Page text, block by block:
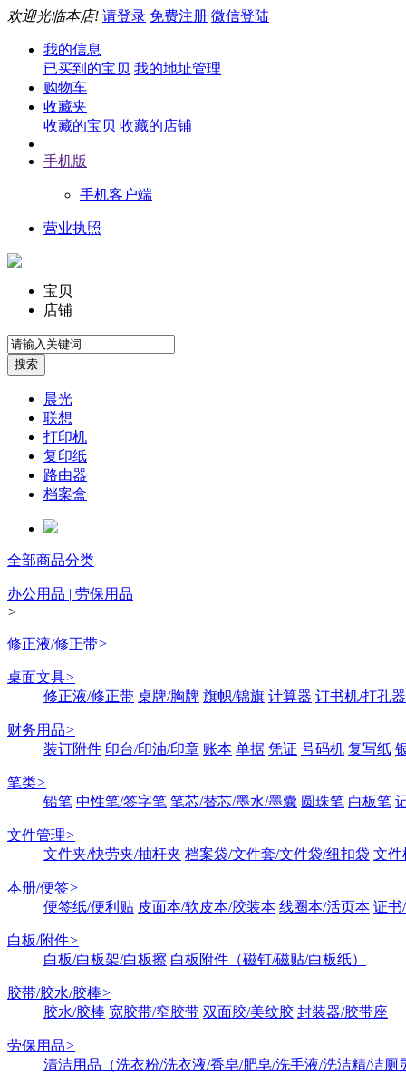
欢迎光临本店! 请登录 免费注册 微信登陆
我的信息
已买到的宝贝 我的地址管理
购物车
收藏夹
收藏的宝贝 收藏的店铺
手机版
手机客户端
营业执照
宝贝
店铺
晨光
联想
打印机
复印纸
路由器
档案盒
全部商品分类
办公用品 | 劳保用品
>
修正液/修正带>
桌面文具>
修正液/修正带 桌牌/胸牌 旗帜/锦旗 计算器 订书机/打孔器
财务用品>
装订附件 印台/印油/印章 账本 单据 凭证 号码机 复写纸
笔类>
铅笔 中性笔/签字笔 笔芯/替芯/墨水/墨囊 圆珠笔 白板笔
文件管理>
文件夹/快劳夹/抽杆夹 档案袋/文件套/文件袋/纽扣袋 文件
本册/便签>
便签纸/便利贴 皮面本/软皮本/胶装本 线圈本/活页本 证书
白板/附件>
白板/白板架/白板擦 白板附件（磁钉/磁贴/白板纸）
胶带/胶水/胶棒>
胶水/胶棒 宽胶带/窄胶带 双面胶/美纹胶 封装器/胶带座
劳保用品>
清洁用品（洗衣粉/洗衣液/香皂/肥皂/洗手液/洗洁精/洁厕